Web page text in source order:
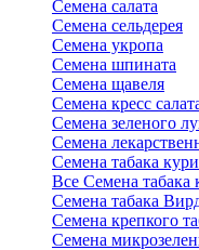
Семена салата
Семена сельдерея
Семена укропа
Семена шпината
Семена щавеля
Семена кресс
Семена зеленого
Семена
Семена табака
Все Семена табака
Семена табака
Семена крепкого
Семена